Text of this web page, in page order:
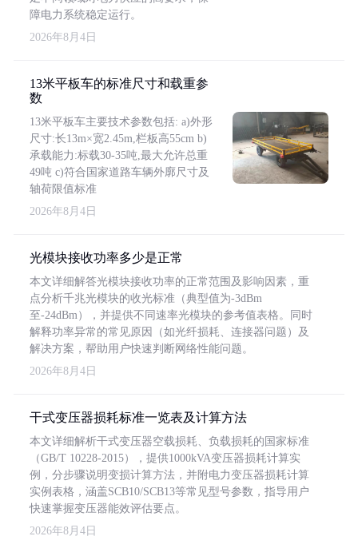
障电力系统稳定运行。
2026年8月4日
13米平板车的标准尺寸和载重参
数
13米平板车主要技术参数包括: a)外形
尺寸:长13m×宽2.45m,栏板高55cm b)
承载能力:标载30-35吨,最大允许总重
49吨 c)符合国家道路车辆外廓尺寸及
轴荷限值标准
2026年8月4日
光模块接收功率多少是正常
本文详细解答光模块接收功率的正常范围及影响因素，重
点分析千兆光模块的收光标准（典型值为-3dBm
至-24dBm），并提供不同速率光模块的参考值表格。同时
解释功率异常的常见原因（如光纤损耗、连接器问题）及
解决方案，帮助用户快速判断网络性能问题。
2026年8月4日
干式变压器损耗标准一览表及计算方法
本文详细解析干式变压器空载损耗、负载损耗的国家标准
（GB/T 10228-2015），提供1000kVA变压器损耗计算实
例，分步骤说明变损计算方法，并附电力变压器损耗计算
实例表格，涵盖SCB10/SCB13等常见型号参数，指导用户
快速掌握变压器能效评估要点。
2026年8月4日